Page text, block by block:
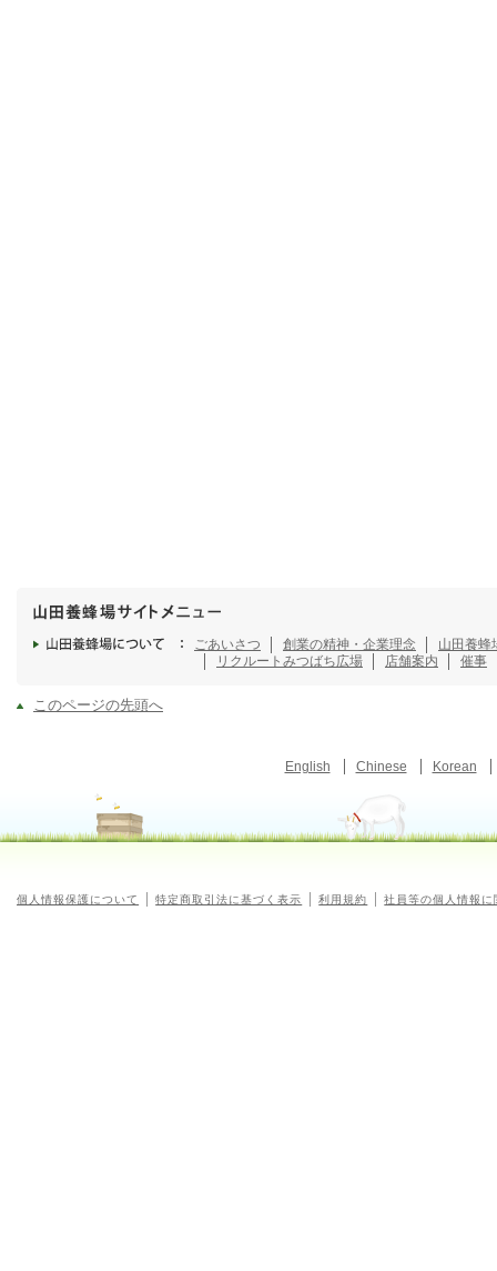
ごあいさつ 創業の精神・企業理念
山田養蜂
リクルート みつばち広場 店舗案内 催事
このページの先頭へ
English Chinese Korean
個人情報保護について 特定商取引法に基づく表示 利用規約 社員等の個人情報